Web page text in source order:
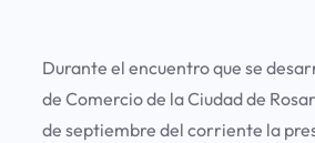
Durante el encuentro que se
de Comercio de la Ciudad de
de septiembre del corriente la